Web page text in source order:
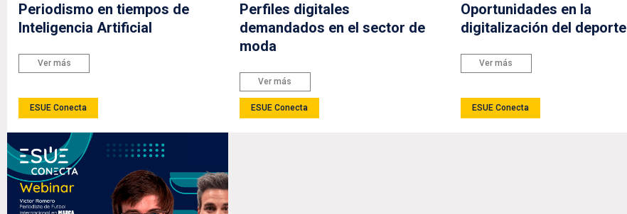
Periodismo en tiempos de
Inteligencia Artificial
Ver más
ESUE Conecta
Perfiles digitales
demandados en el sector de
moda
Ver más
ESUE Conecta
Oportunidades en la
digitalización del deporte
Ver más
ESUE Conecta